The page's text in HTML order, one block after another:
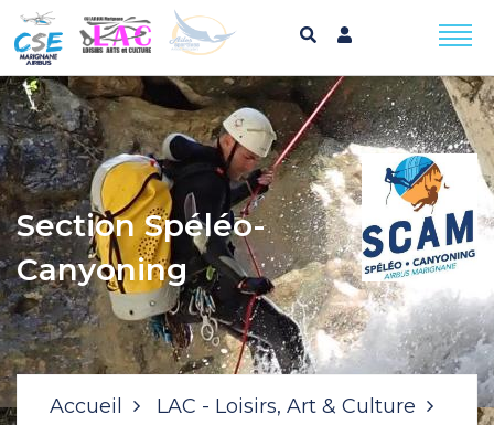
Section Spéléo-
Canyoning
Accueil
LAC - Loisirs, Art & Culture